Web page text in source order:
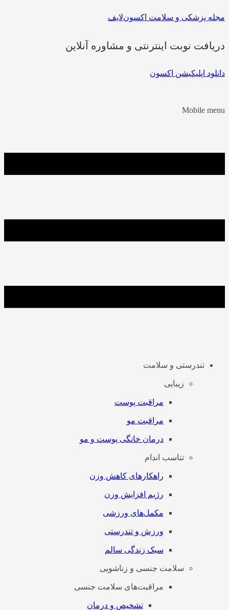
مجله پزشکی و سلامت اکسون‌لایف
دریافت نوبت اینترنتی و مشاوره آنلاین
دانلود اپلیکیشن اکسون
Mobile menu
تندرستی و سلامت
زیبایی
مراقبت پوست
مراقبت مو
درمان خانگی پوست و مو
تناسب اندام
راهکارهای کاهش وزن
رژیم افزایش وزن
مکمل‌های ورزشی
ورزش و تندرستی
سبک زندگی سالم
سلامت جنسی و زناشویی
مراقبت‌های سلامت جنسی
تشخیص و درمان